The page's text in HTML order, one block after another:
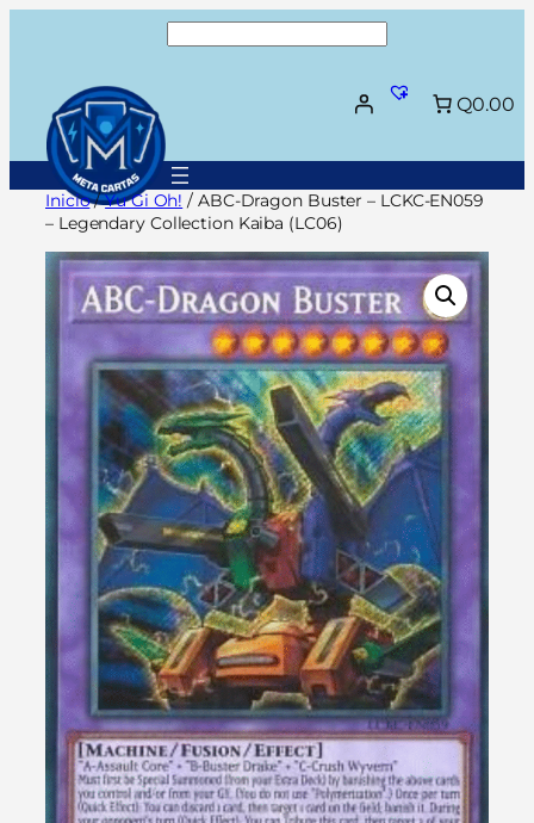
contenido
Q0.00
Inicio/Yu Gi Oh! / ABC-Dragon Buster – LCKC-EN059
– Legendary Collection Kaiba (LC06)